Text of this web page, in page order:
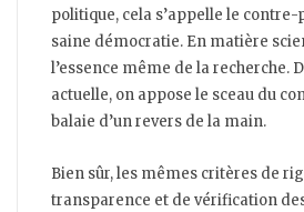
politique, cela s’appelle le contre-
saine démocratie. En matière
l’essence même de la recherche.
actuelle, on appose le sceau du
balaie d’un revers de la main.
Bien sûr, les mêmes critères de
transparence et de vérification